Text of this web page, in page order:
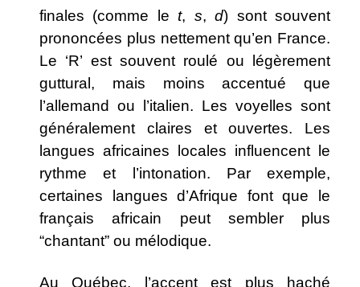
finales (comme let, s,d) sont souvent
prononcées plus nettement qu’en France.
Le ‘R’ est souvent roulé ou légèrement
guttural, mais moins accentué que
l’allemand ou l’italien. Les voyelles sont
généralement claires et ouvertes. Les
langues africaines locales influencent le
rythme et l’intonation. Par exemple,
certaines langues d’Afrique font que le
français africain peut sembler plus
“chantant” ou mélodique.
Au Québec, l’accent est plus haché